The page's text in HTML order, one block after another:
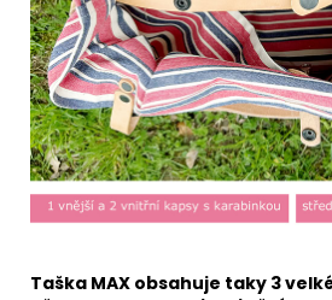
Taška MAX obsahuje taky 3